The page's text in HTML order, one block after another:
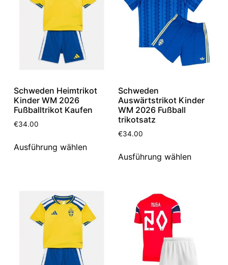
Schweden Heimtrikot
Kinder WM 2026
Fußballtrikot Kaufen
€34.00
Ausführung wählen
Schweden
Auswärtstrikot Kinder
WM 2026 Fußball
trikotsatz
€34.00
Ausführung wählen